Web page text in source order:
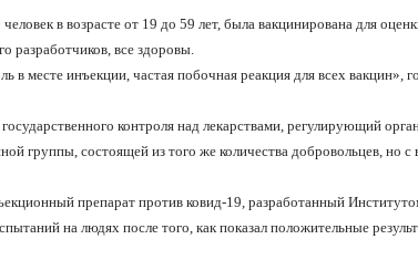
в возрасте от 19 до 59 лет, была вакцинирована для
разработчиков, все здоровы.
месте инъекции, частая побочная реакция для всех вакцин»,
контроля над лекарствами, регулирующий
группы, состоящей из того же количества добровольцев, но с
препарат против ковид-19, разработанный
на людях после того, как показал положительные